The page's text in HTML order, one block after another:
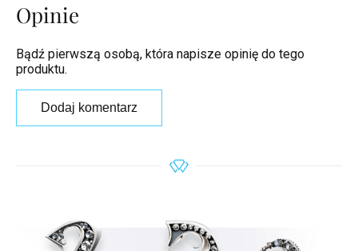
Opinie
Bądź pierwszą osobą, która napisze opinię do tego
produktu.
Dodaj komentarz